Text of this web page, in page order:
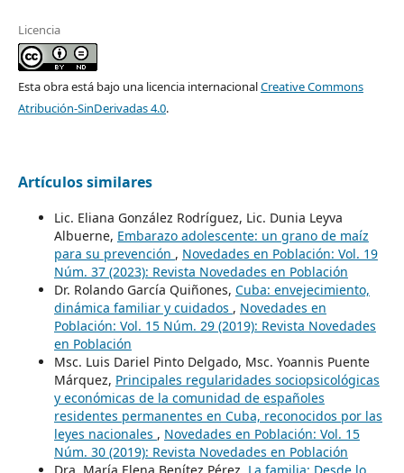
Licencia
Esta obra está bajo una licencia internacionalCreative Commons
Atribución-SinDerivadas 4.0.
Artículos similares
Lic. Eliana González Rodríguez, Lic. Dunia Leyva
Albuerne, Embarazo adolescente: un grano de maíz
para su prevención , Novedades en Población: Vol. 19
Núm. 37 (2023): Revista Novedades en Población
Dr. Rolando García Quiñones, Cuba: envejecimiento,
dinámica familiar y cuidados , Novedades en
Población: Vol. 15 Núm. 29 (2019): Revista Novedades
en Población
Msc. Luis Dariel Pinto Delgado, Msc. Yoannis Puente
Márquez, Principales regularidades sociopsicológicas
y económicas de la comunidad de españoles
residentes permanentes en Cuba, reconocidos por las
leyes nacionales , Novedades en Población: Vol. 15
Núm. 30 (2019): Revista Novedades en Población